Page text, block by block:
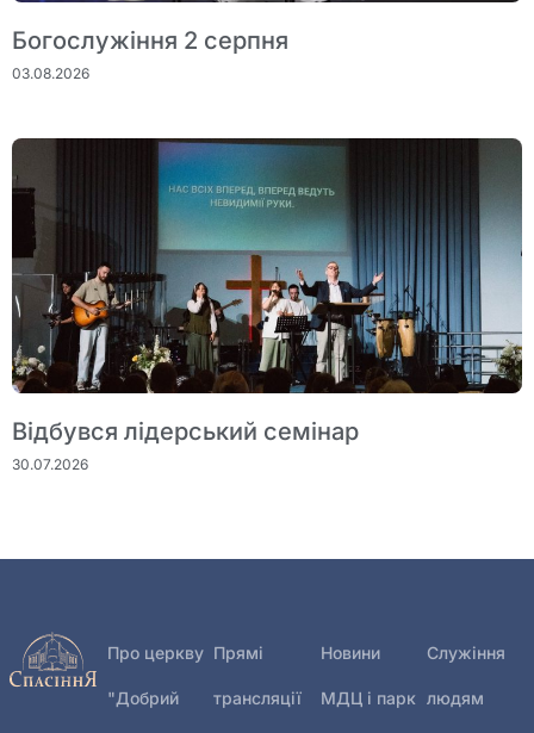
Богослужіння 2 серпня
03.08.2026
Відбувся лідерський семінар
30.07.2026
Про церкву
"Добрий
Прямі
трансляції
Новини
МДЦ і парк
Служіння
людям